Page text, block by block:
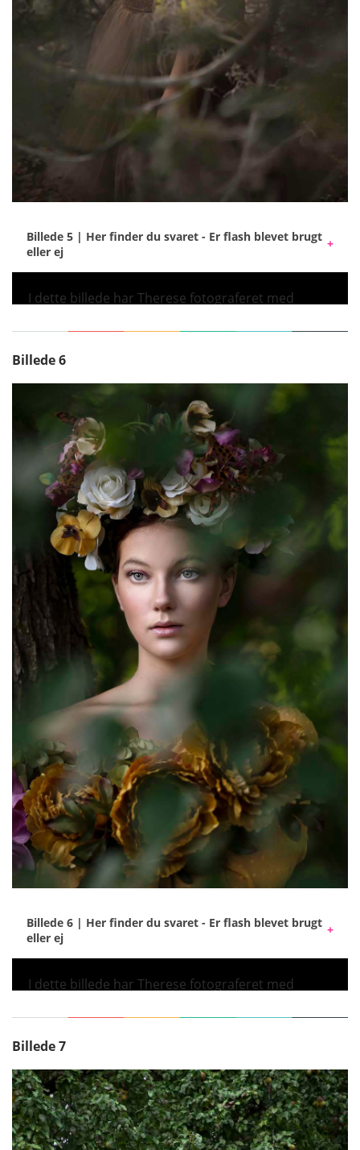
Billede 5 | Her finder du svaret - Er flash blevet brugt
eller ej
I dette billede har Therese fotograferet med
Når man fjerner den forreste diffusor fra
softboxen, skabes et lidt hårdere lys, som i visse
Billede 6
Billede 6 | Her finder du svaret - Er flash blevet brugt
eller ej
I dette billede har Therese fotograferet med
hovedlys samt Elinchrom ONE med reflektor.
Elinchrom THREE med en mindre octabox giver
mens Elinchrom ONE gør baggrunden til stede.
Billede 7